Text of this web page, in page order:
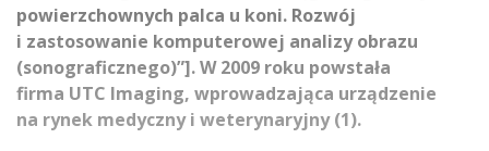
powierzchownych palca u koni. Rozwój
i zastosowanie komputerowej analizy obrazu
(sonograficznego)”]. W 2009 roku powstała
firma UTC Imaging, wprowadzająca urządzenie
na rynek medyczny i weterynaryjny (1).